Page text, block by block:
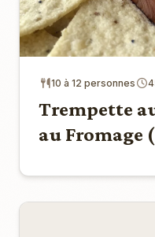
10 à 12 personnes
Trempette
au Fromage